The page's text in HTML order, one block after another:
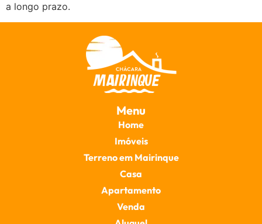
a longo prazo.
Menu
Home
Imóveis
Terreno em Mairinque
Casa
Apartamento
Venda